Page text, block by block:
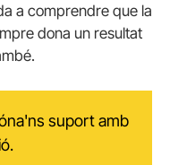
a comprendre que la
dona un resultat
suport amb